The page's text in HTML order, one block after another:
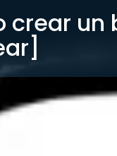
crear un